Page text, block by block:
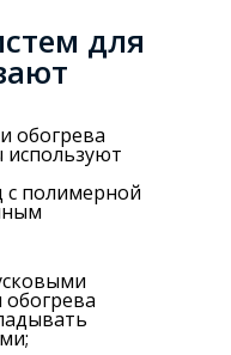
для
обогрева
с полимерной